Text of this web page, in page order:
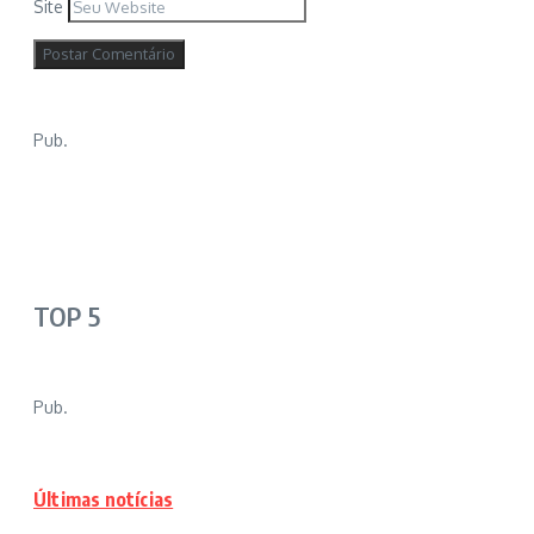
Site
Pub.
TOP 5
Pub.
Últimas notícias